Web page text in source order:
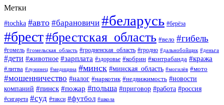
Метки
#tochka #авто #барановичи #беларусь #берёза
#брест#брестская_область #вело #гибель
#гомель #гомельская_область #гродненская_область #гродно #дальнобойщик #деньга
#дети #животное #зарплата #здоровье #кобрин #контрабанда #кража
#литва #лунинец #медицина #минск #минская_область #могилёв #мото
#мошенничество #налог #наркотик #недвижимость #новости
компаний #пинск #пожар #польша #приговор #работа #россия
#сигарета #суд #такси #футбол #школа